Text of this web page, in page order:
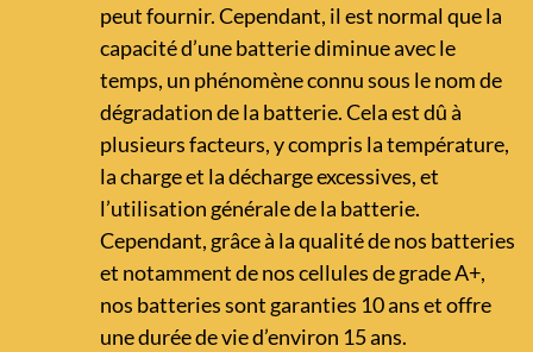
peut fournir. Cependant, il est normal que la
capacité d’une batterie diminue avec le
temps, un phénomène connu sous le nom de
dégradation de la batterie. Cela est dû à
plusieurs facteurs, y compris la température,
la charge et la décharge excessives, et
l’utilisation générale de la batterie.
Cependant, grâce à la qualité de nos batteries
et notamment de nos cellules de grade A+,
nos batteries sont garanties 10 ans et offre
une durée de vie d’environ 15 ans.